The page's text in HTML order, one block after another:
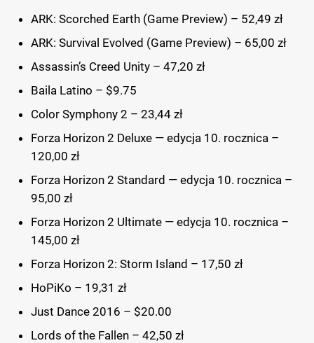
ARK: Scorched Earth (Game Preview) – 52,49 zł
ARK: Survival Evolved (Game Preview) – 65,00 zł
Assassin’s Creed Unity – 47,20 zł
Baila Latino – $9.75
Color Symphony 2 – 23,44 zł
Forza Horizon 2 Deluxe — edycja 10. rocznica –
120,00 zł
Forza Horizon 2 Standard — edycja 10. rocznica –
95,00 zł
Forza Horizon 2 Ultimate — edycja 10. rocznica –
145,00 zł
Forza Horizon 2: Storm Island – 17,50 zł
HoPiKo – 19,31 zł
Just Dance 2016 – $20.00
Lords of the Fallen – 42,50 zł